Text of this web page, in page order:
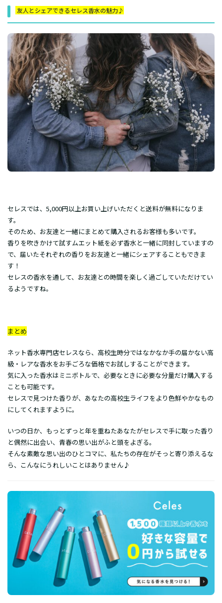
友人とシェアできるセレス香水の魅力♪
セレスでは、5,000円以上お買い上げいただくと送料が無料になりま
す。
そのため、お友達と一緒にまとめて購入されるお客様も多いです。
香りを吹きかけて試すムエット紙を必ず香水と一緒に同封していますの
で、届いたそれぞれの香りをお友達と一緒にシェアすることもできま
す！
セレスの香水を通して、お友達との時間を楽しく過ごしていただけてい
るようですね。
まとめ
ネット香水専門店セレスなら、高校生時分ではなかなか手の届かない高
級・レアな香水をお手ごろな価格でお試しすることができます。
気に入った香水はミニボトルで、必要なときに必要な分量だけ購入する
ことも可能です。
セレスで見つけた香りが、あなたの高校生ライフをより色鮮やかなもの
にしてくれますように。
いつの日か、もっとずっと年を重ねたあなたがセレスで手に取った香り
と偶然に出会い、青春の思い出がふと頭をよぎる。
そんな素敵な思い出のひとコマに、私たちの存在がそっと寄り添えるな
ら、こんなにうれしいことはありません♪